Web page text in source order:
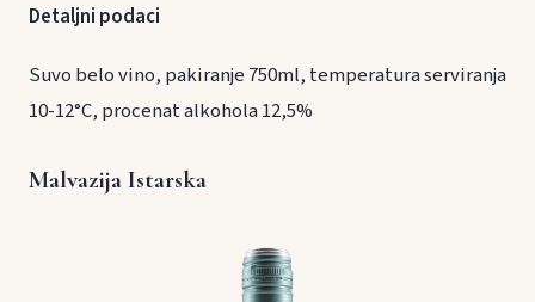
Detaljni podaci
Suvo belo vino, pakiranje 750ml, temperatura serviranja
10-12°C, procenat alkohola 12,5%
Malvazija Istarska